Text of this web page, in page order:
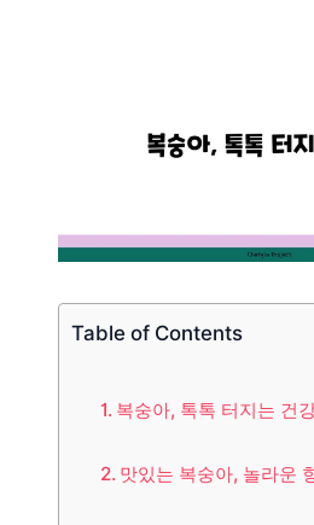
Table of Contents
복숭아, 톡톡 터지는 건
맛있는 복숭아, 놀라운